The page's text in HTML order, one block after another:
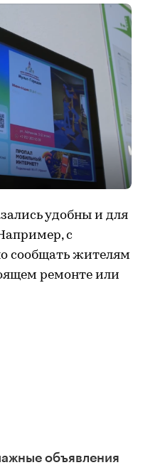
удобны и для
с
сообщать жителям
ремонте или
объявления